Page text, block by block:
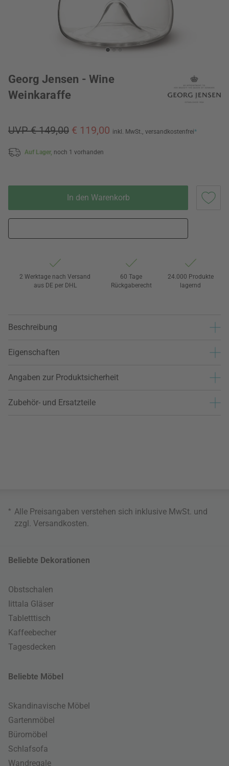
Georg Jensen - Wine
Weinkaraffe
UVP € 149,00 € 119,00 inkl. MwSt., versandkostenfrei*
Auf Lager, noch 1 vorhanden
In den Warenkorb
2 Werktage nach Versand
aus DE per DHL
60 Tage
Rückgaberecht
24.000 Produkte
lagernd
Beschreibung
Eigenschaften
Angaben zur Produktsicherheit
Zubehör- und Ersatzteile
* Alle Preisangaben verstehen sich inklusive MwSt. und
zzgl. Versandkosten
Beliebte Dekorationen
Obstschalen
Iittala Gläser
Tabletttisch
Kaffeebecher
Tagesdecken
Beliebte Möbel
Skandinavische Möbel
Gartenmöbel
Büromöbel
Schlafsofa
Wandregale